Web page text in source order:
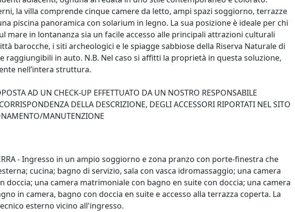
la villa comprende cinque camere da letto, ampi spazi soggiorno, terrazze
piscina panoramica con solarium in legno. La sua posizione è ideale per chi
mare in lontananza sia un facile accesso alle principali attrazioni culturali
barocche, i siti archeologici e le spiagge sabbiose della Riserva Naturale di
raggiungibili in auto. N.B. Nel caso si affitti la proprietà in questa soluzione,
nell’intera struttura.
AD UN CHECK-UP EFFETTUATO DA UN NOSTRO RESPONSABILE
DELLA DESCRIZIONE, DEGLI ACCESSORI RIPORTATI NEL SITO
MANUTENZIONE
- Ingresso in un ampio soggiorno e zona pranzo con porte-finestra che
cucina; bagno di servizio, sala con vasca idromassaggio; una camera
doccia; una camera matrimoniale con bagno en suite con doccia; una camera
in camera, bagno con doccia en suite e accesso alla terrazza coperta. La
esterno vicino all'ingresso.